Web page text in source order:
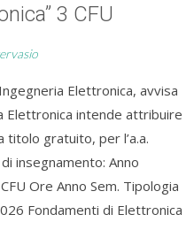
3 CFU
Elettronica, avvisa
Elettronica intende attribuire
gratuito, per l’a.a.
insegnamento: Anno
Ore Anno Sem. Tipologia
Fondamenti di Elettronica